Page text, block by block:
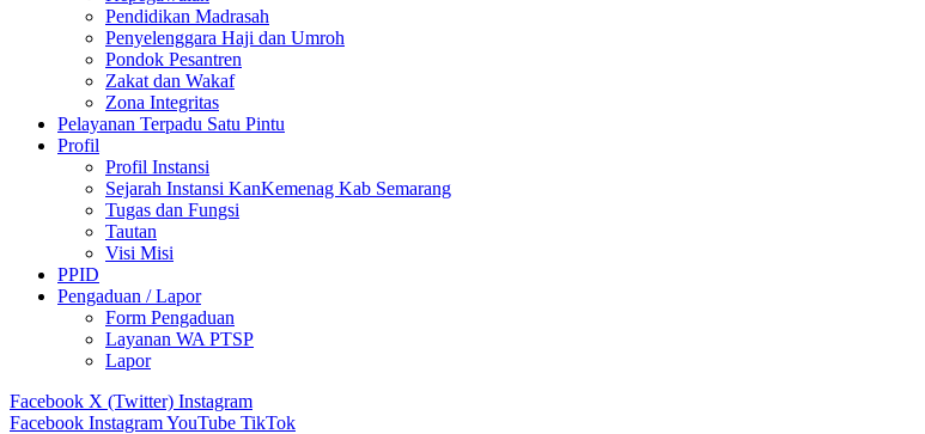
Pendidikan Madrasah
Penyelenggara Haji dan Umroh
Pondok Pesantren
Zakat dan Wakaf
Zona Integritas
Pelayanan Terpadu Satu Pintu
Profil
Profil Instansi
Sejarah Instansi KanKemenag Kab Semarang
Tugas dan Fungsi
Tautan
Visi Misi
PPID
Pengaduan / Lapor
Form Pengaduan
Layanan WA PTSP
Lapor
Facebook X (Twitter) Instagram
Facebook InstagramYouTube TikTok